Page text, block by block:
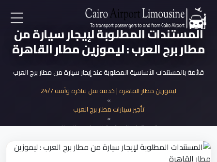
EN
AR
خدمات المطار
نحن
المستندات المطلوبة لإيجار سيارة من
مطار برج العرب : ليموزين مطار القاهرة
قائمة بالمستندات الأساسية المطلوبة عند إيجار سيارة من مطار برج العرب
ليموزين مطار القاهرة | خدمة نقل فاخرة وآمنة 24/7
تأجير سيارات مطار برج العرب
المستندات المطلوبة للإيجار من المطار